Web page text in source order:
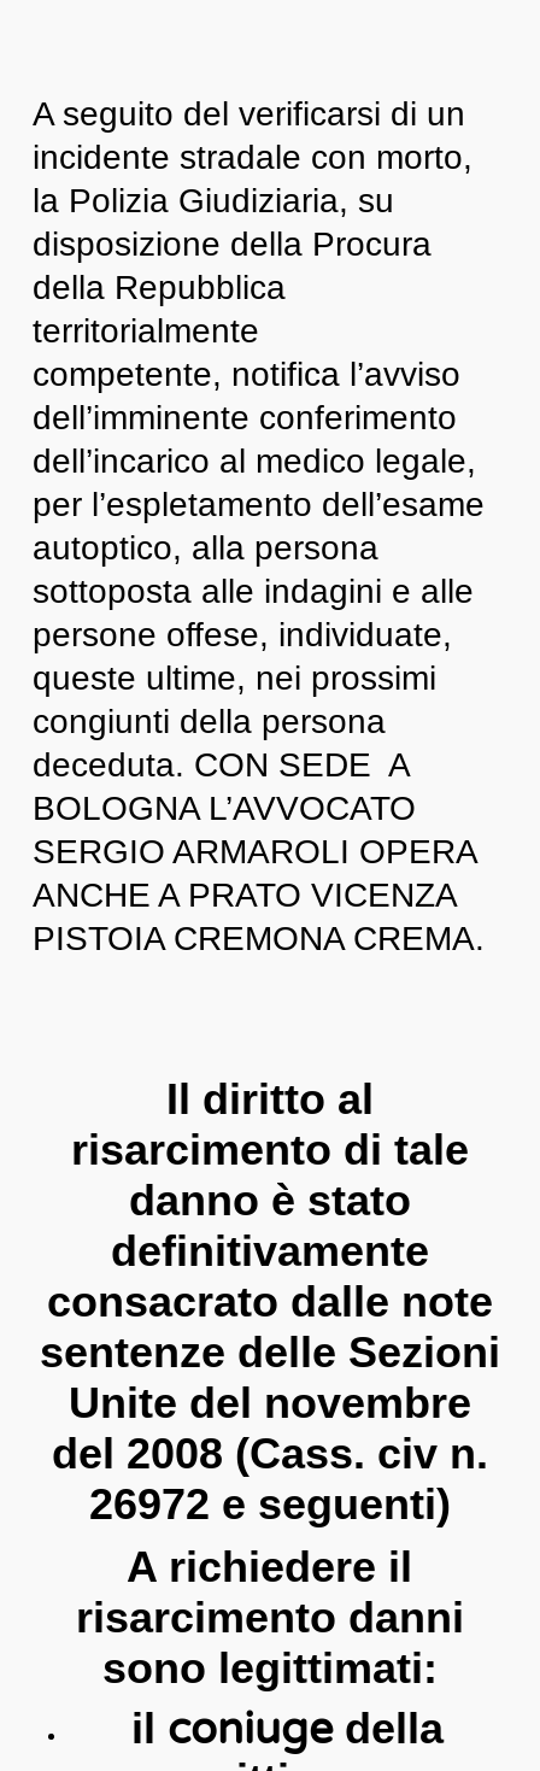
A seguito del verificarsi di un
incidente stradale con morto,
la Polizia Giudiziaria, su
disposizione della Procura
della Repubblica
territorialmente
competente, notifica l’avviso
dell’imminente conferimento
dell’incarico al medico legale,
per l’espletamento dell’esame
autoptico, alla persona
sottoposta alle indagini e alle
persone offese, individuate,
queste ultime, nei prossimi
congiunti della persona
deceduta. CON SEDE A
BOLOGNA L’AVVOCATO
SERGIO ARMAROLI OPERA
ANCHE A PRATO VICENZA
PISTOIA CREMONA CREMA.
Il diritto al
risarcimento di tale
danno è stato
definitivamente
consacrato dalle note
sentenze delle Sezioni
Unite del novembre
del 2008 (Cass. civ n.
26972 e seguenti)
A richiedere il
risarcimento danni
sono legittimati:
il coniugedella